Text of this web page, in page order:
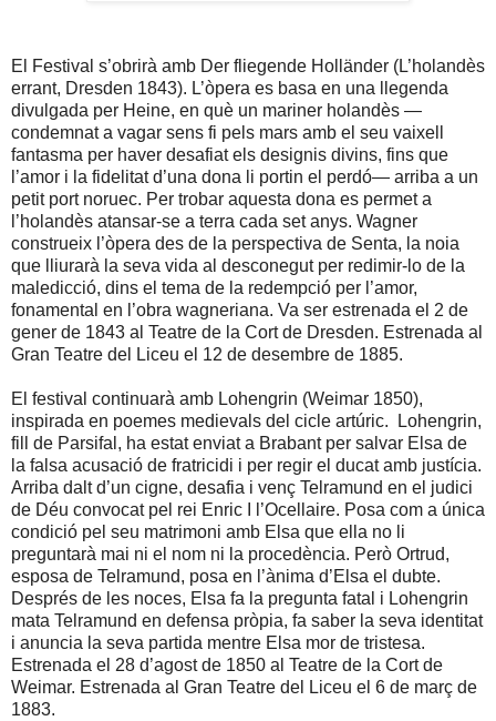
El Festival s’obrirà amb Der fliegende Holländer (L’holandès
errant, Dresden 1843). L’òpera es basa en una llegenda
divulgada per Heine, en què un mariner holandès —
condemnat a vagar sens fi pels mars amb el seu vaixell
fantasma per haver desafiat els designis divins, fins que
l’amor i la fidelitat d’una dona li portin el perdó— arriba a un
petit port noruec. Per trobar aquesta dona es permet a
l’holandès atansar-se a terra cada set anys. Wagner
construeix l’òpera des de la perspectiva de Senta, la noia
que lliurarà la seva vida al desconegut per redimir-lo de la
maledicció, dins el tema de la redempció per l’amor,
fonamental en l’obra wagneriana. Va ser estrenada el 2 de
gener de 1843 al Teatre de la Cort de Dresden. Estrenada al
Gran Teatre del Liceu el 12 de desembre de 1885.
El festival continuarà amb Lohengrin (Weimar 1850),
inspirada en poemes medievals del cicle artúric. Lohengrin,
fill de Parsifal, ha estat enviat a Brabant per salvar Elsa de
la falsa acusació de fratricidi i per regir el ducat amb justícia.
Arriba dalt d’un cigne, desafia i venç Telramund en el judici
de Déu convocat pel rei Enric I l’Ocellaire. Posa com a única
condició pel seu matrimoni amb Elsa que ella no li
preguntarà mai ni el nom ni la procedència. Però Ortrud,
esposa de Telramund, posa en l’ànima d’Elsa el dubte.
Després de les noces, Elsa fa la pregunta fatal i Lohengrin
mata Telramund en defensa pròpia, fa saber la seva identitat
i anuncia la seva partida mentre Elsa mor de tristesa.
Estrenada el 28 d’agost de 1850 al Teatre de la Cort de
Weimar. Estrenada al Gran Teatre del Liceu el 6 de març de
1883.